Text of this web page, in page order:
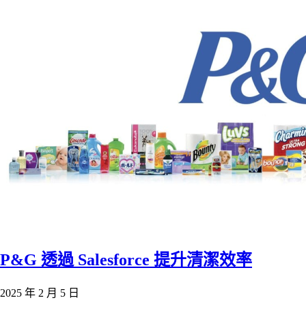
P&G 透過 Salesforce 提升清潔效率
2025 年 2 月 5 日